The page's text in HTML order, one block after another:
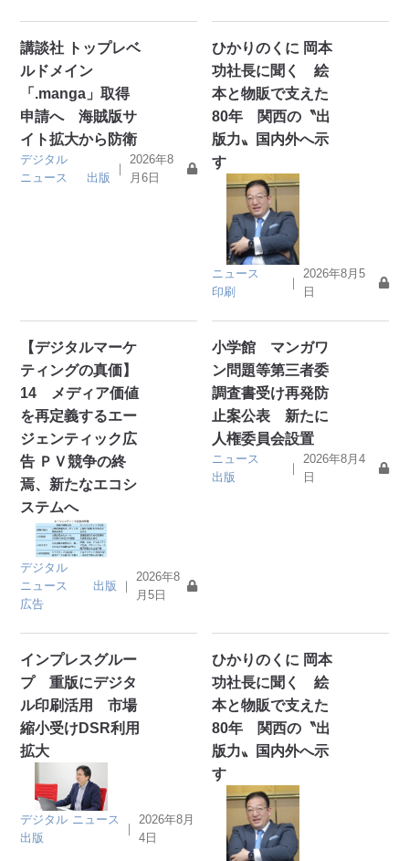
講談社 トップレベ
ルドメイン
「.manga」取得
申請へ 海賊版サ
イト拡大から防衛
デジタル
ニュース
出版
｜
2026年8
月6日
ひかりのくに 岡本
功社長に聞く 絵
本と物販で支えた
80年 関西の〝出
版力〟国内外へ示
す
ニュース
印刷
｜
2026年8月5
日
【デジタルマーケ
ティングの真価】
14 メディア価値
を再定義するエー
ジェンティック広
告 ＰＶ競争の終
焉、新たなエコシ
ステムへ
デジタル
ニュース
出版
広告
｜
2026年8
月5日
小学館 マンガワ
ン問題等第三者委
調査書受け再発防
止案公表 新たに
人権委員会設置
ニュース
出版
｜
2026年8月4
日
インプレスグルー
プ 重版にデジタ
ル印刷活用 市場
縮小受けDSR利用
拡大
デジタル ニュース
出版
｜
2026年8月
4日
ひかりのくに 岡本
功社長に聞く 絵
本と物販で支えた
80年 関西の〝出
版力〟国内外へ示
す